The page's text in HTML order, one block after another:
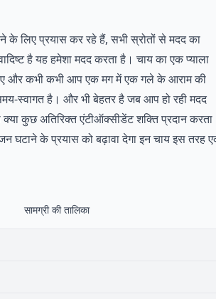
लिए प्रयास कर रहे हैं, सभी स्रोतों से मदद का
है यह हमेशा मदद करता है। चाय का एक प्याला
और कभी कभी आप एक मग में एक गले के आराम की
स्वागत है। और भी बेहतर है जब आप हो रही मदद
क्या कुछ अतिरिक्त एंटीऑक्सीडेंट शक्ति प्रदान करता
घटाने के प्रयास को बढ़ावा देगा इन चाय इस तरह
सामग्री की तालिका